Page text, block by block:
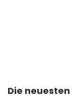
Die